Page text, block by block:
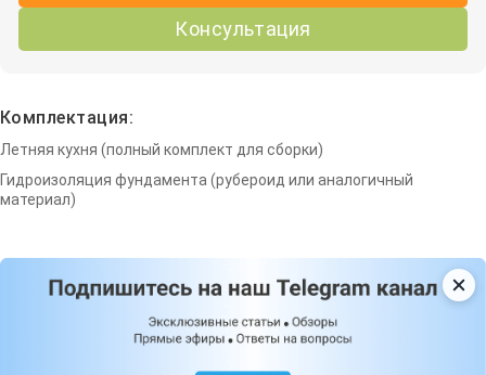
Консультация
Комплектация:
Летняя кухня (полный комплект для сборки)
Гидроизоляция фундамента (рубероид или аналогичный
материал)